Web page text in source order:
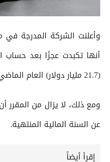
وأعلنت الشركة المدرجة
(21.7 مليار دولار) العام الماضي.
ومع ذلك، لا يزال من
عن السنة المالية المنتهية.
إقرأ أيضاً